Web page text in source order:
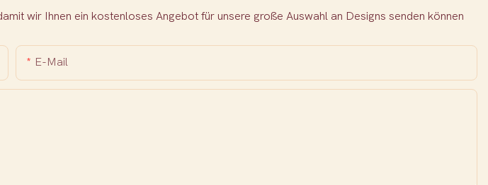
wir Ihnen ein kostenloses Angebot für unsere große Auswahl an Designs senden können
E-Mail